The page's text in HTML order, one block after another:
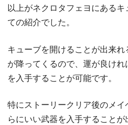
以上がネクロタフェヨにある
ての紹介でした。
キューブを開けることが出来
が降ってくるので、運が良け
を入手することが可能です。
特にストーリークリア後のメイ
らにいい武器を入手すること